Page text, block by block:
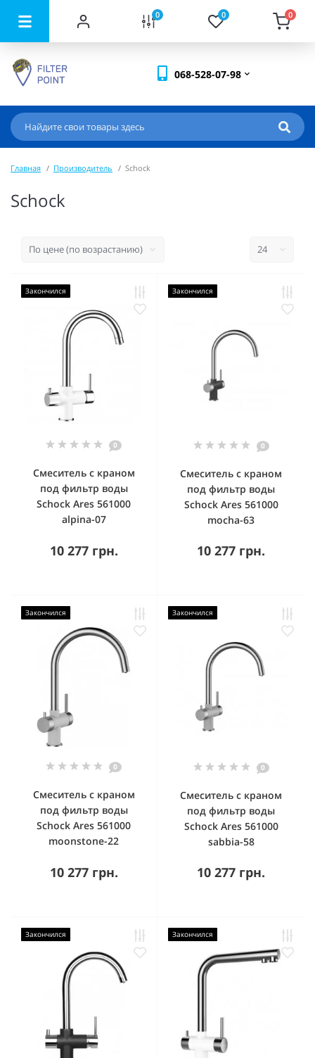
0 0 0
068-528-07-98
Главная Производитель Schock
Schock
Закончился
0
Смеситель с краном
под фильтр воды
Schock Ares 561000
alpina-07
10 277 грн.
Закончился
0
Смеситель с краном
под фильтр воды
Schock Ares 561000
mocha-63
10 277 грн.
Закончился
0
Смеситель с краном
под фильтр воды
Schock Ares 561000
moonstone-22
10 277 грн.
Закончился
0
Смеситель с краном
под фильтр воды
Schock Ares 561000
sabbia-58
10 277 грн.
Закончился Закончился